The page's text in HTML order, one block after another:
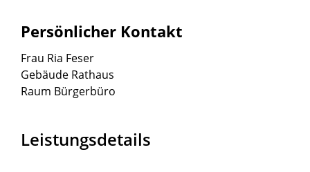
Persönlicher Kontakt
Frau Ria Feser
Gebäude Rathaus
Raum Bürgerbüro
Leistungsdetails